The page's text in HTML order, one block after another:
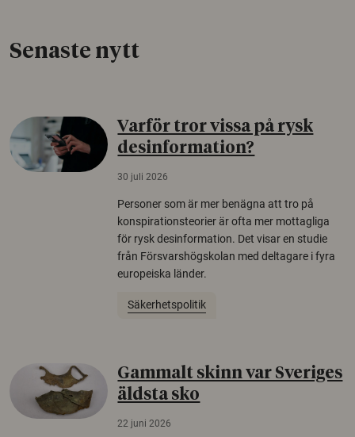
Senaste nytt
Varför tror vissa på rysk
desinformation?
30 juli 2026
Personer som är mer benägna att tro på
konspirationsteorier är ofta mer mottagliga
för rysk desinformation. Det visar en studie
från Försvarshögskolan med deltagare i fyra
europeiska länder.
Säkerhetspolitik
Gammalt skinn var Sveriges
äldsta sko
22 juni 2026